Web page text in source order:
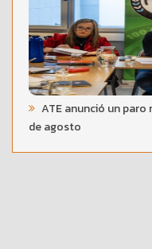
ATE anunció un
de agosto